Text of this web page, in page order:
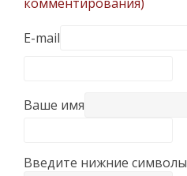
E-mail
Ваше имя
Введите нижние символы